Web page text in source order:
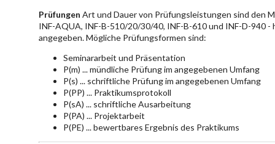
Prüfungen Art und Dauer von Prüfungsleistungen sind den
INF-AQUA, INF-B-510/20/30/40, INF-B-610 und INF-D-940
angegeben. Mögliche Prüfungsformen sind:
Seminararbeit und Präsentation
P(m) ... mündliche Prüfung im angegebenen Umfang
P(s) ... schriftliche Prüfung im angegebenen Umfang
P(PP) ... Praktikumsprotokoll
P(sA) ... schriftliche Ausarbeitung
P(PA) ... Projektarbeit
P(PE) ... bewertbares Ergebnis des Praktikums